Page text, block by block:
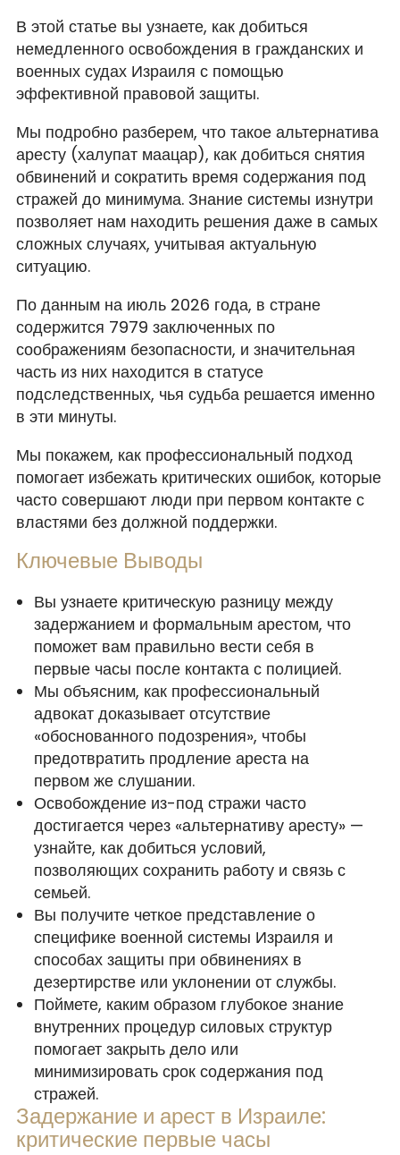
В этой статье вы узнаете, как добиться
немедленного освобождения в гражданских и
военных судах Израиля с помощью
эффективной правовой защиты.
Мы подробно разберем, что такое альтернатива
аресту (халупат маацар), как добиться снятия
обвинений и сократить время содержания под
стражей до минимума. Знание системы изнутри
позволяет нам находить решения даже в самых
сложных случаях, учитывая актуальную
ситуацию.
По данным на июль 2026 года, в стране
содержится 7979 заключенных по
соображениям безопасности, и значительная
часть из них находится в статусе
подследственных, чья судьба решается именно
в эти минуты.
Мы покажем, как профессиональный подход
помогает избежать критических ошибок, которые
часто совершают люди при первом контакте с
властями без должной поддержки.
Ключевые Выводы
Вы узнаете критическую разницу между
задержанием и формальным арестом, что
поможет вам правильно вести себя в
первые часы после контакта с полицией.
Мы объясним, как профессиональный
адвокат доказывает отсутствие
«обоснованного подозрения», чтобы
предотвратить продление ареста на
первом же слушании.
Освобождение из-под стражи часто
достигается через «альтернативу аресту» —
узнайте, как добиться условий,
позволяющих сохранить работу и связь с
семьей.
Вы получите четкое представление о
специфике военной системы Израиля и
способах защиты при обвинениях в
дезертирстве или уклонении от службы.
Поймете, каким образом глубокое знание
внутренних процедур силовых структур
помогает закрыть дело или
минимизировать срок содержания под
стражей.
Задержание и арест в Израиле:
критические первые часы